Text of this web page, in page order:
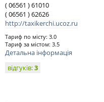
( 06561 ) 61010
( 06561 ) 62626
http://taxikerchi.ucoz.ru
Тариф по місту: 3.0
Тариф за містом: 3.5
Детальна інформація
відгуків:3